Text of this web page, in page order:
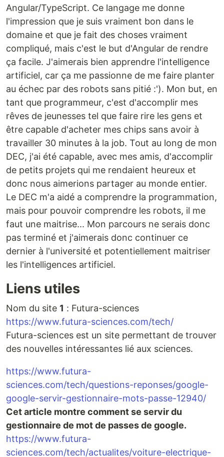
Angular/TypeScript. Ce langage me donne
l'impression que je suis vraiment bon dans le
domaine et que je fait des choses vraiment
compliqué, mais c'est le but d'Angular de rendre
ça facile. J'aimerais bien apprendre l'intelligence
artificiel, car ça me passionne de me faire planter
au échec par des robots sans pitié :'). Mon but, en
tant que programmeur, c'est d'accomplir mes
rêves de jeunesses tel que faire rire les gens et
être capable d'acheter mes chips sans avoir à
travailler 30 minutes à la job. Tout au long de mon
DEC, j'ai été capable, avec mes amis, d'accomplir
de petits projets qui me rendaient heureux et
donc nous aimerions partager au monde entier.
Le DEC m'a aidé a comprendre la programmation,
mais pour pouvoir comprendre les robots, il me
faut une maitrise... Mon parcours ne serais donc
pas terminé et j'aimerais donc continuer ce
dernier à l'université et potentiellement maitriser
les l'intelligences artificiel.
Liens utiles
Nom du site 1 : Futura-sciences
https://www.futura-sciences.com/tech/
Futura-sciences est un site permettant de trouver
des nouvelles intéressantes lié aux sciences.
https://www.futura-
sciences.com/tech/questions-reponses/google-
google-servir-gestionnaire-mots-passe-12940/
Cet article montre comment se servir du
gestionnaire de mot de passes de google.
https://www.futura-
sciences.com/tech/actualites/voiture-electrique-